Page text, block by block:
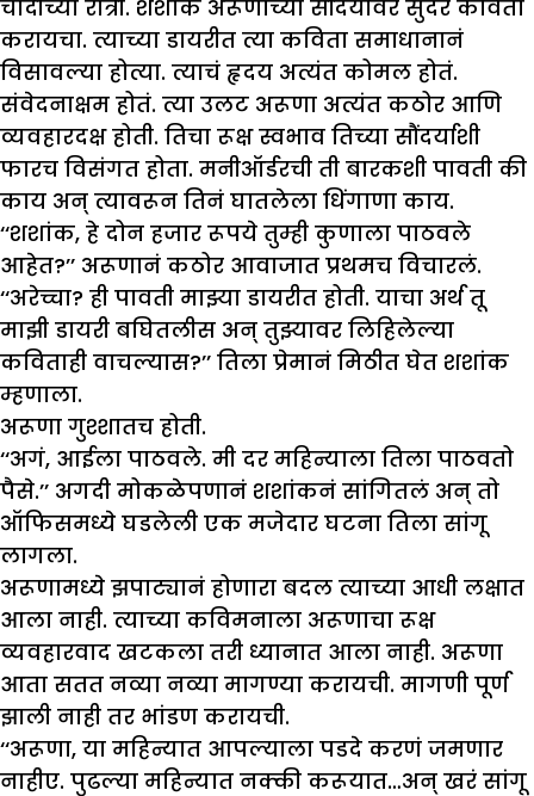
चांदीच्या रात्री. शशांक अरूणाच्या सौंदर्यावर सुंदर कविता
करायचा. त्याच्या डायरीत त्या कविता समाधानानं
विसावल्या होत्या. त्याचं हृदय अत्यंत कोमल होतं.
संवेदनाक्षम होतं. त्या उलट अरूणा अत्यंत कठोर आणि
व्यवहारदक्ष होती. तिचा रूक्ष स्वभाव तिच्या सौंदर्याशी
फारच विसंगत होता. मनीऑर्डरची ती बारकशी पावती की
काय अन् त्यावरून तिनं घातलेला धिंगाणा काय.
‘‘शशांक, हे दोन हजार रूपये तुम्ही कुणाला पाठवले
आहेत?’’ अरूणानं कठोर आवाजात प्रथमच विचारलं.
‘‘अरेच्चा? ही पावती माझ्या डायरीत होती. याचा अर्थ तू
माझी डायरी बघितलीस अन् तुझ्यावर लिहिलेल्या
कविताही वाचल्यास?’’ तिला प्रेमानं मिठीत घेत शशांक
म्हणाला.
अरूणा गुश्शातच होती.
‘‘अगं, आईला पाठवले. मी दर महिन्याला तिला पाठवतो
पैसे.’’ अगदी मोकळेपणानं शशांकनं सांगितलं अन् तो
ऑफिसमध्ये घडलेली एक मजेदार घटना तिला सांगू
लागला.
अरूणामध्ये झपाट्यानं होणारा बदल त्याच्या आधी लक्षात
आला नाही. त्याच्या कविमनाला अरूणाचा रूक्ष
व्यवहारवाद खटकला तरी ध्यानात आला नाही. अरूणा
आता सतत नव्या नव्या मागण्या करायची. मागणी पूर्ण
झाली नाही तर भांडण करायची.
‘‘अरूणा, या महिन्यात आपल्याला पडदे करणं जमणार
नाहीए. पुढल्या महिन्यात नक्की करूयात…अन् खरं सांगू